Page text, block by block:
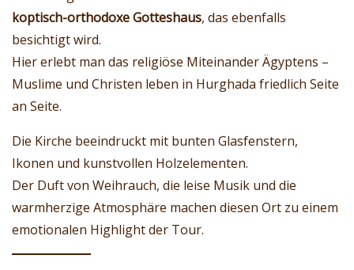
koptisch-orthodoxe Gotteshaus, das ebenfalls
besichtigt wird.
Hier erlebt man das religiöse Miteinander Ägyptens –
Muslime und Christen leben in Hurghada friedlich Seite
an Seite.
Die Kirche beeindruckt mit bunten Glasfenstern,
Ikonen und kunstvollen Holzelementen.
Der Duft von Weihrauch, die leise Musik und die
warmherzige Atmosphäre machen diesen Ort zu einem
emotionalen Highlight der Tour.